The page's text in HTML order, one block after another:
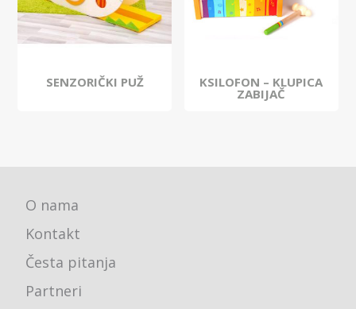
SENZORIČKI PUŽ KSILOFON – KLUPICA
ZABIJAČ
O nama
Kontakt
Česta pitanja
Partneri